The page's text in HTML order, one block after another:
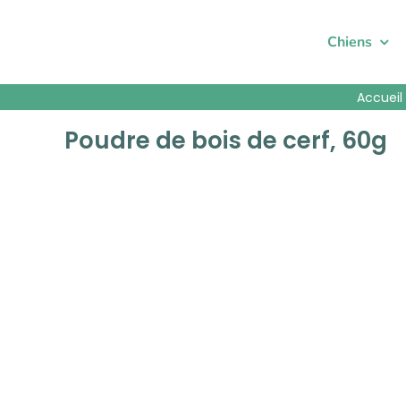
Chiens
Accueil
Poudre de bois de cerf, 60g